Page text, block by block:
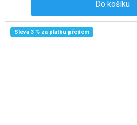
Do košíku
Sleva 3 % za platbu předem